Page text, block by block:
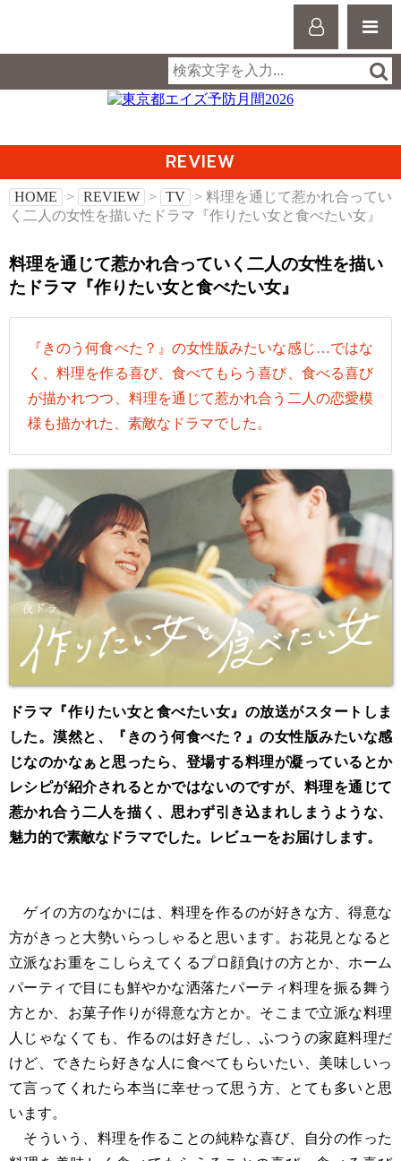
REVIEW
HOME > REVIEW > TV
> 料理を通じて惹かれ合ってい
く二人の女性を描いたドラマ『作りたい女と食べたい女』
料理を通じて惹かれ合っていく二人の女性を描い
たドラマ『作りたい女と食べたい女』
『きのう何食べた？』の女性版みたいな感じ…ではな
く、料理を作る喜び、食べてもらう喜び、食べる喜び
が描かれつつ、料理を通じて惹かれ合う二人の恋愛模
様も描かれた、素敵なドラマでした。
ドラマ『作りたい女と食べたい女』の放送がスタートしま
した。漠然と、『きのう何食べた？』の女性版みたいな感
じなのかなぁと思ったら、登場する料理が凝っているとか
レシピが紹介されるとかではないのですが、料理を通じて
惹かれ合う二人を描く、思わず引き込まれしまうような、
魅力的で素敵なドラマでした。レビューをお届けします。
ゲイの方のなかには、料理を作るのが好きな方、得意な
方がきっと大勢いらっしゃると思います。お花見となると
立派なお重をこしらえてくるプロ顔負けの方とか、ホーム
パーティで目にも鮮やかな洒落たパーティ料理を振る舞う
方とか、お菓子作りが得意な方とか。そこまで立派な料理
人じゃなくても、作るのは好きだし、ふつうの家庭料理だ
けど、できたら好きな人に食べてもらいたい、美味しいっ
て言ってくれたら本当に幸せって思う方、とても多いと思
います。
そういう、料理を作ることの純粋な喜び、自分の作った